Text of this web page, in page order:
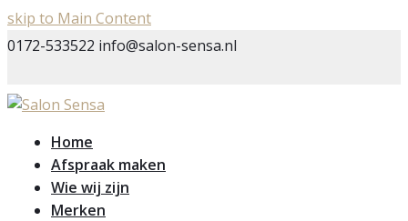
skip to Main Content
0172-533522 info@salon-sensa.nl
Home
Afspraak maken
Wie wij zijn
Merken